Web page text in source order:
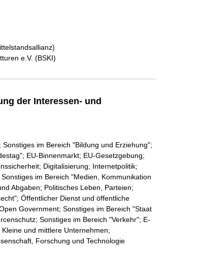
e.V. (BSKI)
der Interessen- und
im Bereich "Bildung und Erziehung";
EU-Binnenmarkt; EU-Gesetzgebung;
Digitalisierung; Internetpolitik;
im Bereich "Medien, Kommunikation
Abgaben; Politisches Leben, Parteien;
Öffentlicher Dienst und öffentliche
Government; Sonstiges im Bereich "Staat
Sonstiges im Bereich "Verkehr"; E-
und mittlere Unternehmen;
Forschung und Technologie